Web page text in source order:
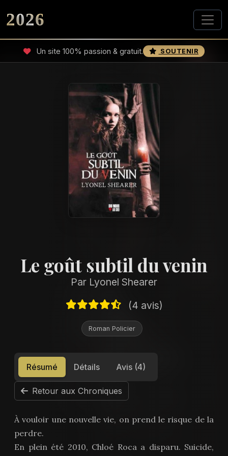
2026
Un site 100% passion & gratuit. SOUTENIR
Le goût subtil du venin
Par Lyonel Shearer
(4 avis)
Roman Policier
Résumé Détails Avis (4)
Retour aux Chroniques
À vouloir une nouvelle vie, on prend le risque de la
perdre.
En plein été 2010, Chloé Roca a disparu. Suicide,